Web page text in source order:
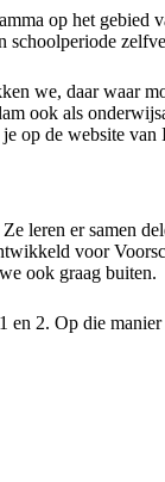
op het
we, daar waar
ook als
op de website
er samen
voor
ook graag buiten.
2. Op die